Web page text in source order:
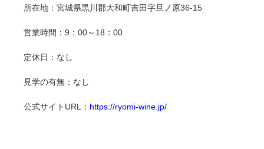
所在地：宮城県黒川郡大和町吉田字旦ノ原36-15
営業時間：9：00～18：00
定休日：なし
見学の有無：なし
公式サイトURL： https://ryomi-wine.jp/